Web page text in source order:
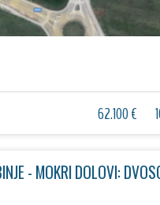
62.100 €
- MOKRI DOLOVI: